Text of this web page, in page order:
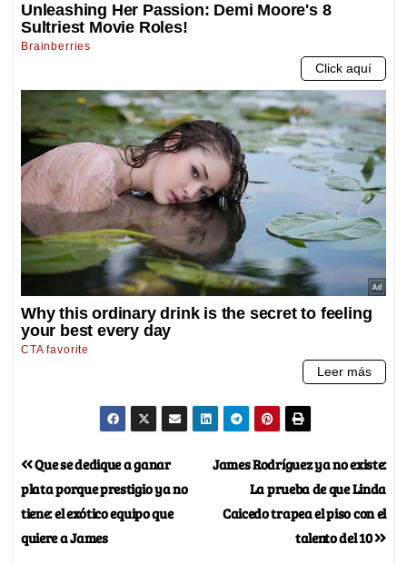
James Rodríguez ya no existe:
La prueba de que Linda
Caicedo trapea el piso con el
talento del 10
Que se dedique a ganar
plata porque prestigio ya no
tiene: el exótico equipo que
quiere a James